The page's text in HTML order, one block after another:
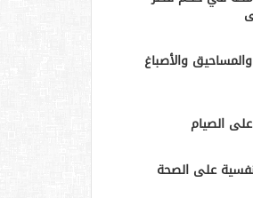
والأصباغ
الصيام
على الصحة